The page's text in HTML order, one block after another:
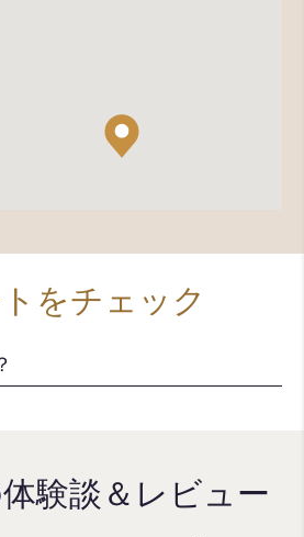
をチェック
験談＆レビュー